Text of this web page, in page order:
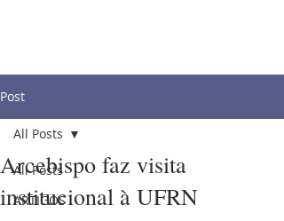
Post
All Posts
ARTIGOS
All Posts
Arcebispo faz visita
institucional à UFRN